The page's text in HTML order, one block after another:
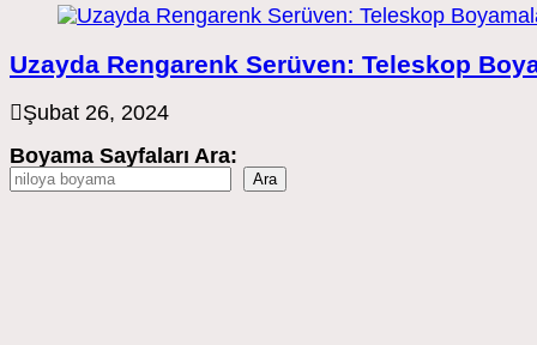
Uzayda Rengarenk Serüven: Teleskop
Şubat 26, 2024
Boyama Sayfaları Ara:
Ara